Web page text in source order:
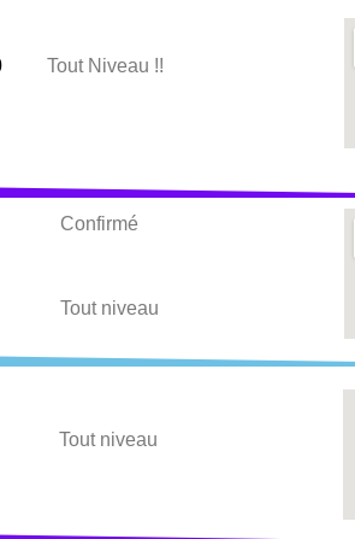
Tout Niveau !!
Confirmé
Tout niveau
Tout niveau